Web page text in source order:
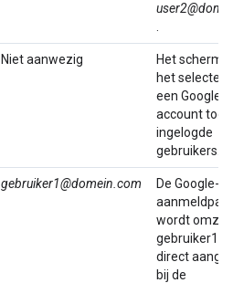
Niet aanwezig
Het scherm
het
een Google-
account
ingelogde
gebruikers.
gebruiker1@domein.com
De Google-
wordt
gebruiker1
direct
bij de